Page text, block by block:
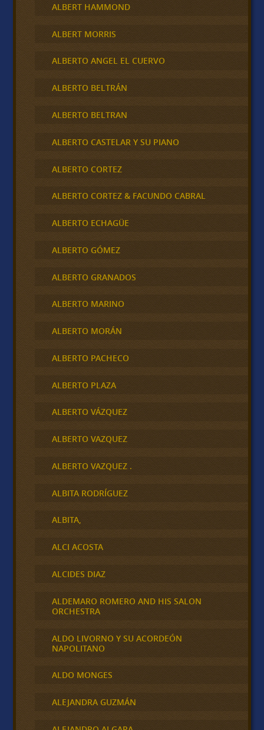
ALBERT HAMMOND
ALBERT MORRIS
ALBERTO ANGEL EL CUERVO
ALBERTO BELTRÁN
ALBERTO BELTRAN
ALBERTO CASTELAR Y SU PIANO
ALBERTO CORTEZ
ALBERTO CORTEZ & FACUNDO CABRAL
ALBERTO ECHAGÜE
ALBERTO GÓMEZ
ALBERTO GRANADOS
ALBERTO MARINO
ALBERTO MORÁN
ALBERTO PACHECO
ALBERTO PLAZA
ALBERTO VÁZQUEZ
ALBERTO VAZQUEZ
ALBERTO VAZQUEZ .
ALBITA RODRÍGUEZ
ALBITA,
ALCI ACOSTA
ALCIDES DIAZ
ALDEMARO ROMERO AND HIS SALON
ORCHESTRA
ALDO LIVORNO Y SU ACORDEÓN
NAPOLITANO
ALDO MONGES
ALEJANDRA GUZMÁN